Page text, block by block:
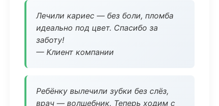
Лечили кариес — без боли, пломба
идеально под цвет. Спасибо за
заботу!
— Клиент компании
Ребёнку вылечили зубки без слёз,
врач — волшебник. Теперь ходим с